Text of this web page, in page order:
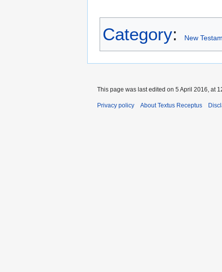
Category: New
This page was last edited on 5 April 2016, at
Privacy policy About Textus Receptus